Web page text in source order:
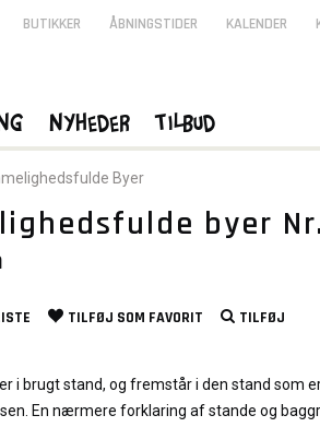
Byer
byer
TILFØJ SOM FAVORIT
TILFØJ
i brugt stand, og fremstår i den stand som
En nærmere forklaring af stande og
BUTIKKER ÅBNINGSTIDER KALENDER
Nyheder Tilbud